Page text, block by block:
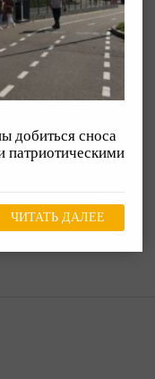
добиться сноса
патриотическими
ЧИТАТЬ ДАЛЕЕ